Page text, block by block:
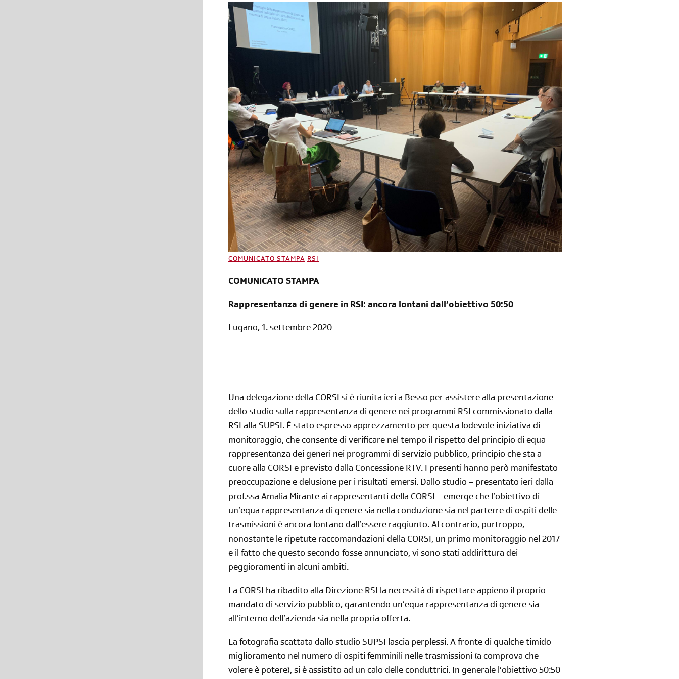
sondaggi
di' la tua
login
area riservata
Reimposta la tua password
COMUNICATO STAMPA RSI
COMUNICATO STAMPA
Rappresentanza di genere in RSI: ancora lontani dall’obiettivo 50:50
Lugano, 1. settembre 2020
Una delegazione della CORSI si è riunita ieri a Besso per assistere alla presentazione
dello studio sulla rappresentanza di genere nei programmi RSI commissionato dalla
RSI alla SUPSI. È stato espresso apprezzamento per questa lodevole iniziativa di
monitoraggio, che consente di verificare nel tempo il rispetto del principio di equa
rappresentanza dei generi nei programmi di servizio pubblico, principio che sta a
cuore alla CORSI e previsto dalla Concessione RTV. I presenti hanno però manifestato
preoccupazione e delusione per i risultati emersi. Dallo studio – presentato ieri dalla
prof.ssa Amalia Mirante ai rappresentanti della CORSI – emerge che l’obiettivo di
un’equa rappresentanza di genere sia nella conduzione sia nel parterre di ospiti delle
trasmissioni è ancora lontano dall’essere raggiunto. Al contrario, purtroppo,
nonostante le ripetute raccomandazioni della CORSI, un primo monitoraggio nel 2017
e il fatto che questo secondo fosse annunciato, vi sono stati addirittura dei
peggioramenti in alcuni ambiti.
La CORSI ha ribadito alla Direzione RSI la necessità di rispettare appieno il proprio
mandato di servizio pubblico, garantendo un’equa rappresentanza di genere sia
all’interno dell’azienda sia nella propria offerta.
La fotografia scattata dallo studio SUPSI lascia perplessi. A fronte di qualche timido
miglioramento nel numero di ospiti femminili nelle trasmissioni (a comprova che
volere è potere), si è assistito ad un calo delle conduttrici. In generale l’obiettivo 50:50